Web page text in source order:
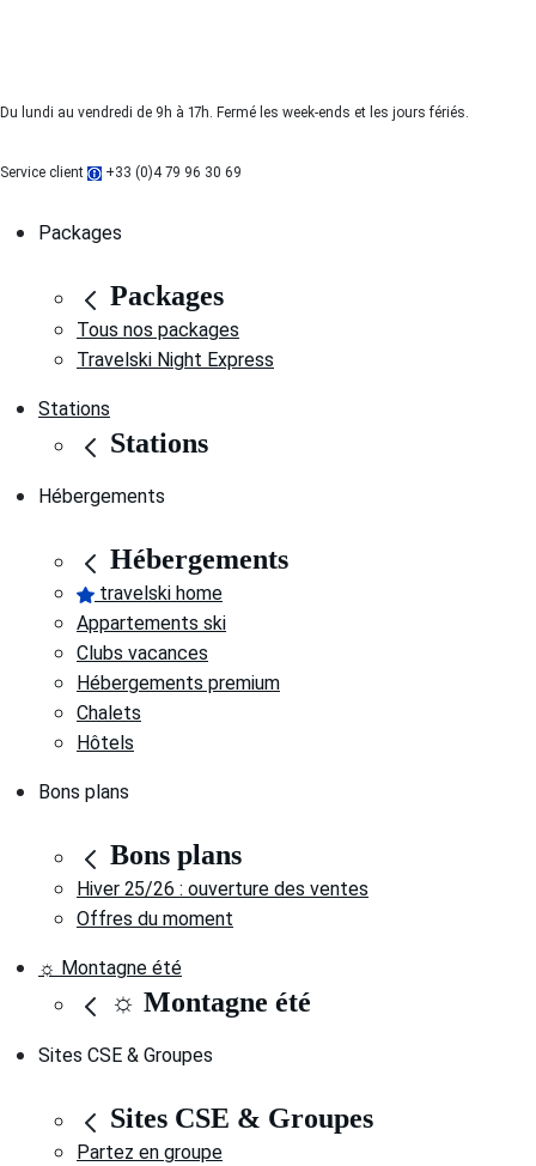
Du lundi au vendredi de 9h à 17h. Fermé les week-ends et les jours fériés.
Service client +33 (0)4 79 96 30 69
Packages
Packages
Tous nos packages
Travelski Night Express
Stations
Stations
Hébergements
Hébergements
travelski home
Appartements ski
Clubs vacances
Hébergements premium
Chalets
Hôtels
Bons plans
Bons plans
Hiver 25/26 : ouverture des ventes
Offres du moment
☼ Montagne été
☼ Montagne été
Sites CSE & Groupes
Sites CSE & Groupes
Partez en groupe